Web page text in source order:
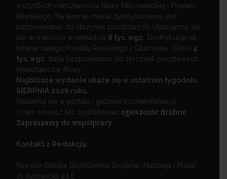
wszystkich mieszkańców Rawy Mazowieckiej i Powiatu
Rawskiego. Na terenie miasta dystrybuowana jest
bezpośrednio do skrzynek pocztowych. Ukazujemy się
raz w miesiącu w nakładzie 8 tys. egz.
Dystrybucja na
terenie całego Powiatu Rawskiego i Głuchowa. Około 4
tys. egz. trafia bezpośrednio do skrzynek pocztowych
mieszkańców Rawy.
Najbliższe wydanie ukaże się w ostatnim tygodniu
SIERPNIA 2026 roku.
Reklamuj się w portalu i gazecie KochamRawe.pl
U nas możesz też opublikować ogłoszenie drobne
Zapraszamy do współpracy.
Kontakt z Redakcją:
Rawsko-Bialska Spółdzielnia Socjalna „Nadzieja i Praca”
ul. Katowicka 24 E